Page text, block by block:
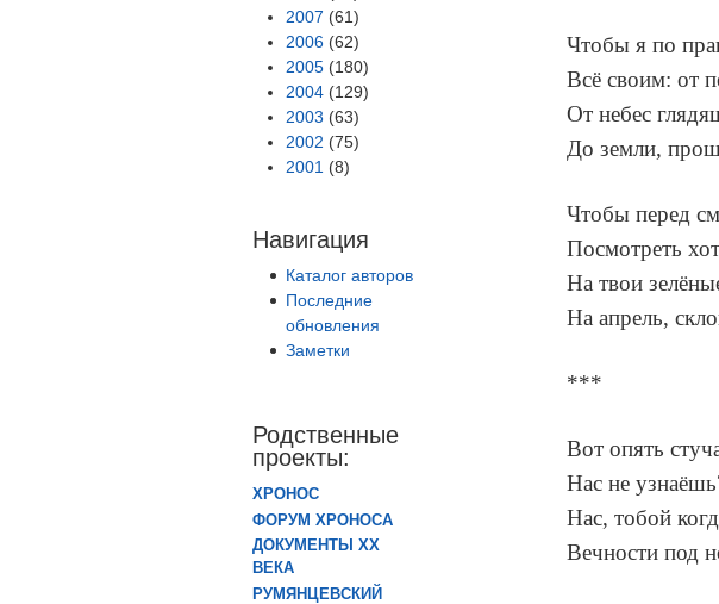
2007 (61)
2006 (62)
2005 (180)
2004 (129)
2003 (63)
2002 (75)
2001 (8)
Навигация
Каталог авторов
Последние
обновления
Заметки
Родственные
проекты:
ХРОНОС
ФОРУМ ХРОНОСА
ДОКУМЕНТЫ XX
ВЕКА
РУМЯНЦЕВСКИЙ
Чтобы я по
Всё своим: от
От небес
До земли,
Чтобы перед
Посмотреть
На твои
На апрель,
***
Вот опять
Нас не
Нас, тобой
Вечности под